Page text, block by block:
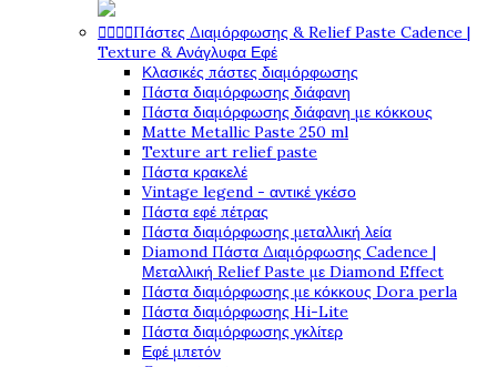
Πάστες Διαμόρφωσης & Relief Paste Cadence |
Texture & Ανάγλυφα Εφέ
Κλασικές πάστες διαμόρφωσης
Πάστα διαμόρφωσης διάφανη
Πάστα διαμόρφωσης διάφανη με κόκκους
Matte Metallic Paste 250 ml
Texture art relief paste
Πάστα κρακελέ
Vintage legend - αντικέ γκέσο
Πάστα εφέ πέτρας
Πάστα διαμόρφωσης μεταλλική λεία
Diamond Πάστα Διαμόρφωσης Cadence |
Μεταλλική Relief Paste με Diamond Effect
Πάστα διαμόρφωσης με κόκκους Dora perla
Πάστα διαμόρφωσης Hi-Lite
Πάστα διαμόρφωσης γκλίτερ
Εφέ μπετόν